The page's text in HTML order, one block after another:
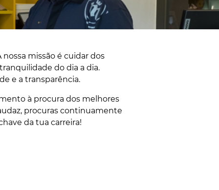
missão é cuidar dos
do dia a dia.
e a transparência.
à procura dos melhores
procuras continuamente
da tua carreira!